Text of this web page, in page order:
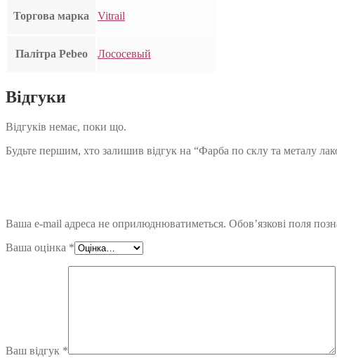
Торгова марка Vitrail
Палітра Pebeo Лососевый
Відгуки
Відгуків немає, поки що.
Будьте першим, хто залишив відгук на “Фарба по склу та металу
Ваша e-mail адреса не оприлюднюватиметься. Обов’язкові поля
Ваша оцінка *
Ваш відгук *